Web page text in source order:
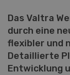
Das Valtra
durch eine
flexibler und
Detaillierte
Entwicklung